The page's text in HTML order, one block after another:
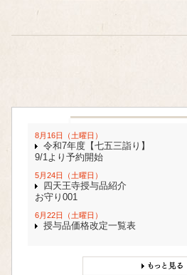
8月16日（土曜日）
令和7年度【七五三詣り】
9/1より予約開始
5月24日（土曜日）
四天王寺授与品紹介
お守り001
6月22日（土曜日）
授与品価格改定一覧表